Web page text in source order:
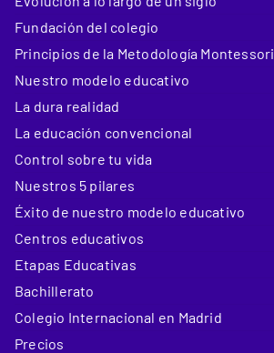
Fundación del colegio
Principios de la Metodología Montessori
Nuestro modelo educativo
La dura realidad
La educación convencional
Control sobre tu vida
Nuestros 5 pilares
Éxito de nuestro modelo educativo
Centros educativos
Etapas Educativas
Bachillerato
Colegio Internacional en Madrid
Precios